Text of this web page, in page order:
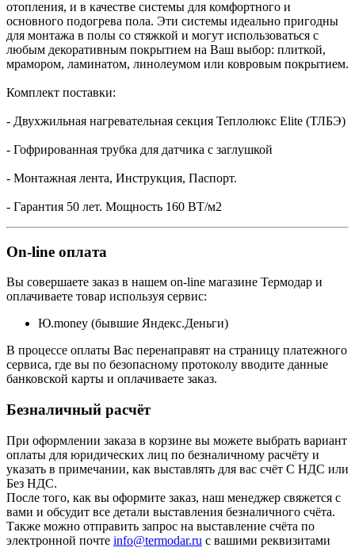
отопления, и в качестве системы для комфортного и
основного подогрева пола. Эти системы идеально пригодны
для монтажа в полы со стяжкой и могут использоваться с
любым декоративным покрытием на Ваш выбор: плиткой,
мрамором, ламинатом, линолеумом или ковровым покрытием.
Комплект поставки:
- Двухжильная нагревательная секция Теплолюкс Elite (ТЛБЭ)
- Гофрированная трубка для датчика с заглушкой
- Монтажная лента, Инструкция, Паспорт.
- Гарантия 50 лет. Мощность 160 ВТ/м2
On-line оплата
Вы совершаете заказ в нашем on-line магазине Термодар и
оплачиваете товар используя сервис:
Ю.money (бывшие Яндекс.Деньги)
В процессе оплаты Вас перенаправят на страницу платежного
сервиса, где вы по безопасному протоколу вводите данные
банковской карты и оплачиваете заказ.
Безналичный расчёт
При оформлении заказа в корзине вы можете выбрать вариант
оплаты для юридических лиц по безналичному расчёту и
указать в примечании, как выставлять для вас счёт С НДС или
Без НДС.
После того, как вы оформите заказ, наш менеджер свяжется с
вами и обсудит все детали выставления безналичного счёта.
Также можно отправить запрос на выставление счёта по
электронной почте info@termodar.ru с вашими реквизитами